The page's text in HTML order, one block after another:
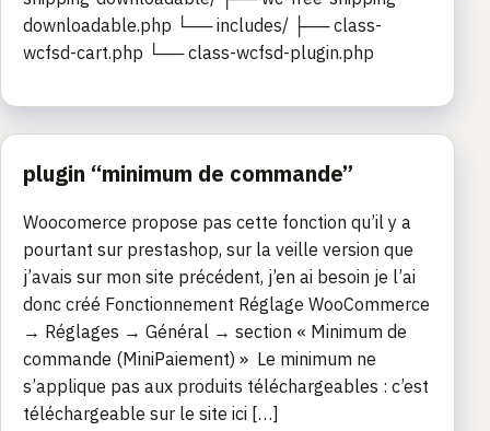
downloadable.php └── includes/ ├── class-
wcfsd-cart.php └── class-wcfsd-plugin.php
plugin “minimum de commande”
Woocomerce propose pas cette fonction qu’il y a
pourtant sur prestashop, sur la veille version que
j’avais sur mon site précédent, j’en ai besoin je l’ai
donc créé Fonctionnement Réglage WooCommerce
→ Réglages → Général → section « Minimum de
commande (MiniPaiement) » Le minimum ne
s’applique pas aux produits téléchargeables : c’est
téléchargeable sur le site ici […]